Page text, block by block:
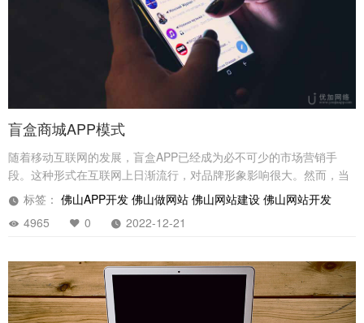
盲盒商城APP模式
随着移动互联网的发展，盲盒APP已经成为必不可少的市场营销手
段。这种形式在互联网上日渐流行，对品牌形象影响很大。然而，当
前市场上存在很多不足，不能满足玩家的需求，故开发盲盒APP就显
得尤为重要。
标签： 佛山APP开发 佛山做网站 佛山网站建设 佛山网站开发
4965
0 2022-12-21